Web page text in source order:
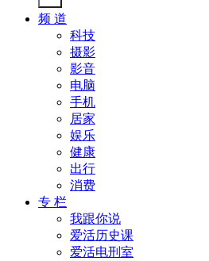
频 道
科技
摄影
影音
电脑
手机
居家
娱乐
健康
出行
消费
专 栏
我跟你说
爱活历史课
爱活电刑室